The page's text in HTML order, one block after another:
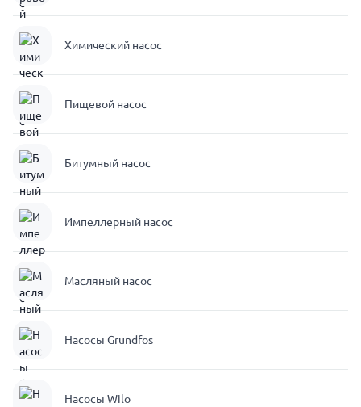
Химический насос
Пищевой насос
Битумный насос
Импеллерный насос
Масляный насос
Насосы Grundfos
Насосы Wilo